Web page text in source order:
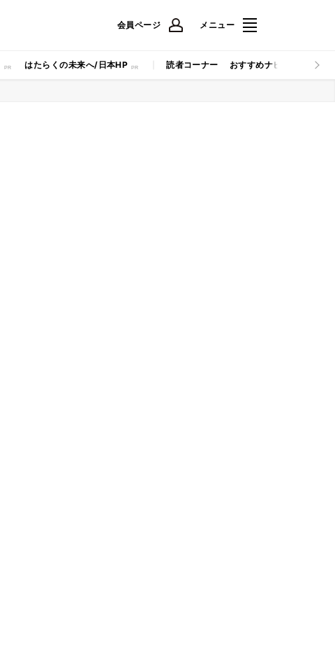
会員ページ メニュー
はたらくの未来へ/日本HP 読者コーナー おすすめナビ マイナビ